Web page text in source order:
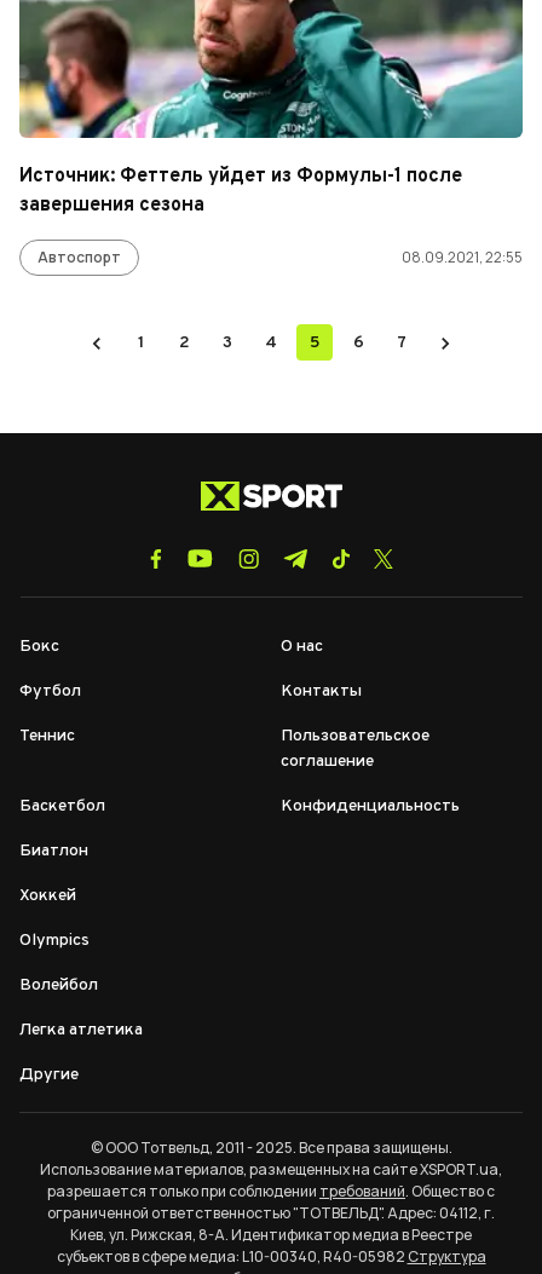
Источник: Феттель уйдет из Формулы-1 после
завершения сезона
Автоспорт 08.09.2021, 22:55
1 2 3 4 5 6 7
Бокс
Футбол
Теннис
Баскетбол
Биатлон
Хоккей
Olympics
Волейбол
Легка атлетика
Другие
О нас
Контакты
Пользовательское
соглашение
Конфиденциальность
© ООО Тотвельд, 2011 - 2025. Все права защищены.
Использование материалов, размещенных на сайте XSPORT.ua,
разрешается только при соблюдении требований. Общество с
ограниченной ответственностью "ТОТВЕЛЬД". Адрес: 04112, г.
Киев, ул. Рижская, 8-А. Идентификатор медиа в Реестре
субъектов в сфере медиа: L10-00340, R40-05982Структура